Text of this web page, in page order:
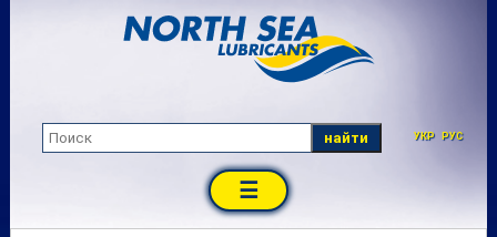
найти УКР РУС
☰